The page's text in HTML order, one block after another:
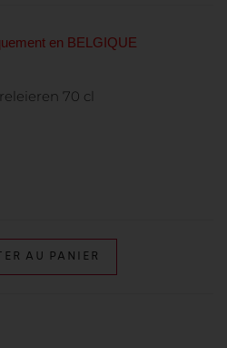
en BELGIQUE
70 cl
AU PANIER